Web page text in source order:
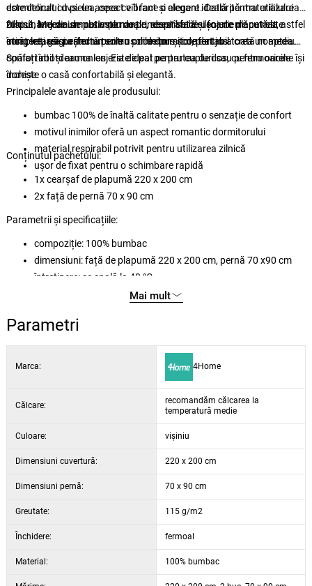
dormitorului dvs. un aspect vibrant și elegant. Datorită materialului
folosit, lenjeria de pat este moale, respirabilă și foarte plăcută la
atingere, asigurând un somn odihnitor și confortabil toată noaptea.
este delicat cu pielea, ceea ce îl face o alegere ideală pentru utilizarea
zilnică. Mecanismul simplu de prindere îl face ușor de manevrat, astfel
încât veți găsi așternuturile ușor de pus și de dat jos.
Dispunând de un motiv romantic, acest set de lenjerie de pat este
completarea perfectă pentru orice dormitor, pentru a crea un mediu
confortabil și armonios. Este ideal pentru cupluri sau pentru oricine își
dorește o casă confortabilă și elegantă.
Spălați întotdeauna lenjeria de pat pe partea de dos, cu fermoarele
închise.
Principalele avantaje ale produsului:
bumbac 100% de înaltă calitate pentru o senzație de confort
motivul inimilor oferă un aspect romantic dormitorului
material respirabil potrivit pentru utilizarea zilnică
ușor de fixat pentru o schimbare rapidă
Conținutul pachetului:
1x cearșaf de plapumă 220 x 200 cm
2x față de pernă 70 x 90 cm
Parametrii și specificațiile:
compoziție: 100% bumbac
dimensiuni: față de plapumă 220 x 200 cm, pernă 70 x90 cm
întreținere: se spală la 40 °C
Mai mult
Parametri
Marca: 4Home
Călcare:
recomandăm călcarea la
temperatură medie
Culoare: vișiniu
Dimensiuni cuvertură: 220 x 200 cm
Dimensiuni pernă: 70 x 90 cm
Greutate: 115 g/m2
Închidere: fermoal
Material: 100% bumbac